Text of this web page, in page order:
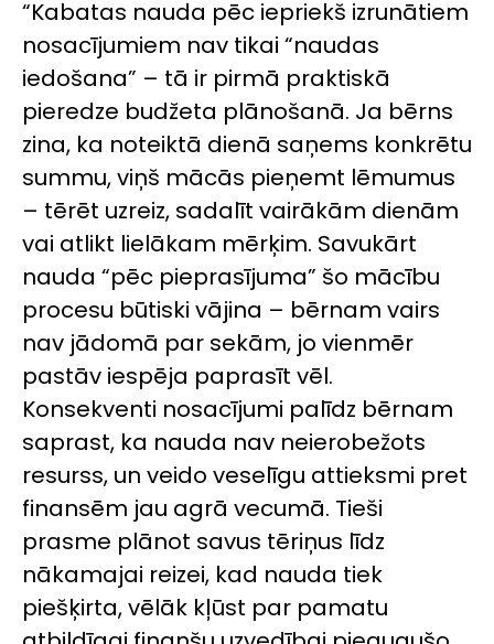
“Kabatas nauda pēc iepriekš izrunātiem
nosacījumiem nav tikai “naudas
iedošana” – tā ir pirmā praktiskā
pieredze budžeta plānošanā. Ja bērns
zina, ka noteiktā dienā saņems konkrētu
summu, viņš mācās pieņemt lēmumus
– tērēt uzreiz, sadalīt vairākām dienām
vai atlikt lielākam mērķim. Savukārt
nauda “pēc pieprasījuma” šo mācību
procesu būtiski vājina – bērnam vairs
nav jādomā par sekām, jo vienmēr
pastāv iespēja paprasīt vēl.
Konsekventi nosacījumi palīdz bērnam
saprast, ka nauda nav neierobežots
resurss, un veido veselīgu attieksmi pret
finansēm jau agrā vecumā. Tieši
prasme plānot savus tēriņus līdz
nākamajai reizei, kad nauda tiek
piešķirta, vēlāk kļūst par pamatu